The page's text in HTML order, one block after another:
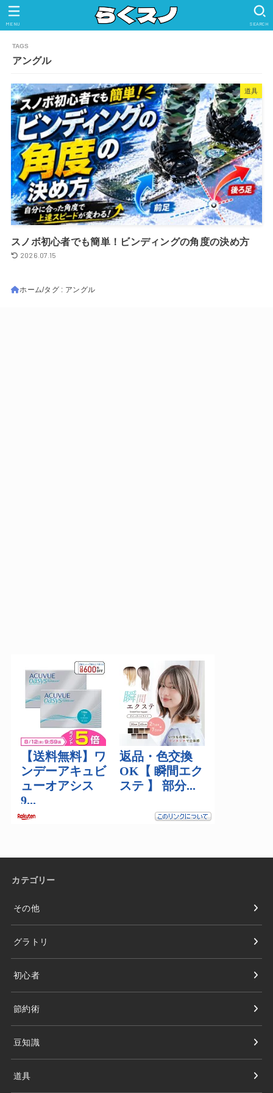
SEARCH
MENU
アングル
道具
スノボ初心者でも簡単！ビンディングの角度の決め方
2026.07.15
ホーム タグ : アングル
カテゴリー
その他
グラトリ
初心者
節約術
豆知識
道具